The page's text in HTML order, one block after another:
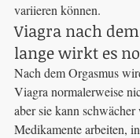
variieren können.
Viagra nach
lange wirkt es
Nach dem Orgasmus
Viagra normalerweise
aber sie kann
Medikamente arbeiten,